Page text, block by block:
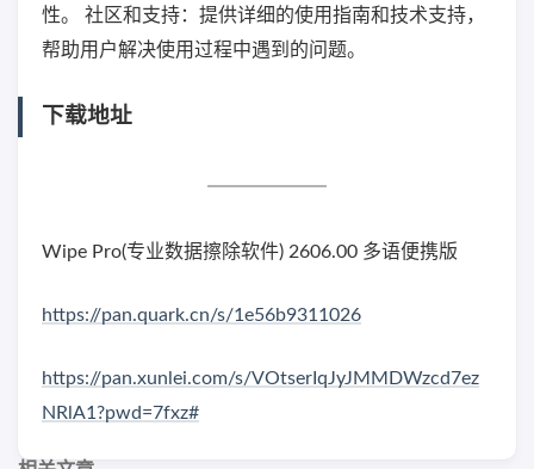
性。 社区和支持：提供详细的使用指南和技术支持，
帮助用户解决使用过程中遇到的问题。
下载地址
Wipe Pro(专业数据擦除软件) 2606.00 多语便携版
https://pan.quark.cn/s/1e56b9311026
https://pan.xunlei.com/s/VOtserIqJyJMMDWzcd7ez
NRlA1?pwd=7fxz#